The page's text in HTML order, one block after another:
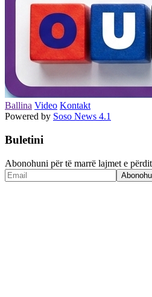
Ballina Video Kontakt
Powered by Soso News 4.1
Buletini
Abonohuni për të marrë lajmet e
Abonohu